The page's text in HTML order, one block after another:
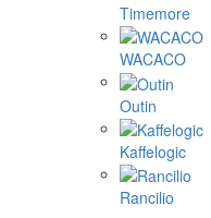
Timemore
WACACO
Outin
Kaffelogic
Rancilio